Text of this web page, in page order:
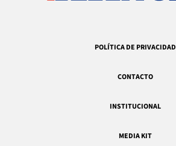
POLÍTICA DE PRIVACIDAD
CONTACTO
INSTITUCIONAL
MEDIA KIT